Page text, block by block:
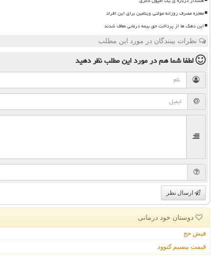
معجزه مصرف روزانه مولتی ویتامین برای این افراد
این دهک ها از پرداخت حق بیمه درمانی معاف شدند
نظرات بینندگان در مورد این مطلب
لطفا شما همدر مورد این مطلبنظر دهید
ارسال نظر
دوستان خود درمانی
فیش حج
قیمت بیسیم کنوود